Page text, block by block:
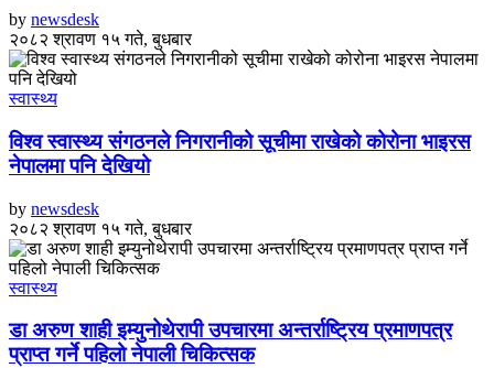
by newsdesk
२०८२ श्रावण १५ गते, बुधबार
स्वास्थ्य
विश्व स्वास्थ्य संगठनले निगरानीको सूचीमा राखेको कोरोना भाइरस
नेपालमा पनि देखियो
by newsdesk
२०८२ श्रावण १५ गते, बुधबार
स्वास्थ्य
डा अरुण शाही इम्युनोथेरापी उपचारमा अन्तर्राष्ट्रिय प्रमाणपत्र
प्राप्त गर्ने पहिलो नेपाली चिकित्सक